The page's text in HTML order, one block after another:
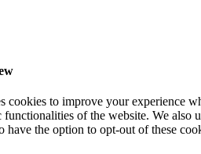
cookies to improve your experience
of the website. We also
have the option to opt-out of these